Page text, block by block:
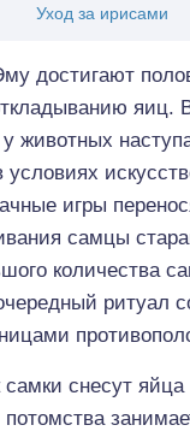
Уход за ирисами
достигают
яиц.
животных
игры
самцы
количества
ритуал
самки снесут яйца